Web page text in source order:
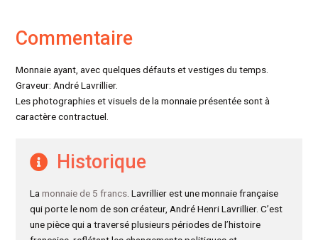
Commentaire
Monnaie ayant, avec quelques défauts et vestiges du temps.
Graveur: André Lavrillier.
Les photographies et visuels de la monnaie présentée sont à
caractère contractuel.
Historique
Lamonnaie de 5 francs . Lavrillier est une monnaie française
qui porte le nom de son créateur, André Henri Lavrillier. C’est
une pièce qui a traversé plusieurs périodes de l’histoire